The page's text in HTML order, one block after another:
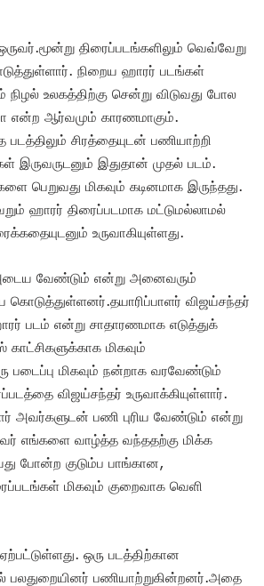
திரைப்படங்களிலும் வெவ்வேறு
நிறைய ஹாரர் படங்கள்
உலகத்திற்கு சென்று விடுவது போல
என்ற ஆர்வமும் காரணமாகும்.
சிரத்தையுடன் பணியாற்றி
இருவருடனும் இதுதான் முதல் படம்.
பெறுவது மிகவும் கடினமாக இருந்தது.
ஹாரர் திரைப்படமாக மட்டுமல்லாமல்
உருவாகியுள்ளது.
வேண்டும் என்று அனைவரும்
விஜய்சந்தர்
படம் என்று சாதாரணமாக எடுத்துக்
மிகவும்
படைப்பு மிகவும் நன்றாக வரவேண்டும்
விஜய்சந்தர் உருவாக்கியுள்ளார்.
அவர்களுடன் பணி புரிய வேண்டும் என்று
எங்களை வாழ்த்த வந்ததற்கு மிக்க
போன்ற குடும்ப பாங்கான,
மிகவும் குறைவாக வெளி
ஒரு படத்திற்கான
பலதுறையினர் பணியாற்றுகின்றனர்.அதை